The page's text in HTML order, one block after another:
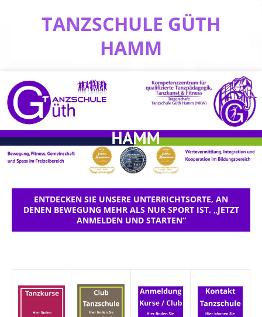
TANZSCHULE GÜTH
HAMM
ENTDECKEN SIE UNSERE UNTERRICHTSORTE, AN
DENEN BEWEGUNG MEHR ALS NUR SPORT IST. „JETZT
ANMELDEN UND STARTEN“